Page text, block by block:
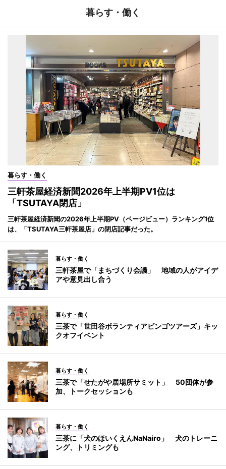
暮らす・働く
暮らす・働く
三軒茶屋経済新聞2026年上半期PV1位は
「TSUTAYA閉店」
三軒茶屋経済新聞の2026年上半期PV（ページビュー）ランキング1位
は、「TSUTAYA三軒茶屋店」の閉店記事だった。
暮らす・働く
三軒茶屋で「まちづくり会議」 地域の人がアイデ
アや意見出し合う
暮らす・働く
三茶で「世田谷ボランティアビンゴツアーズ」キッ
クオフイベント
暮らす・働く
三茶で「せたがや居場所サミット」 50団体が参
加、トークセッションも
暮らす・働く
三茶に「犬のほいくえんNaNairo」 犬のトレーニ
ング、トリミングも